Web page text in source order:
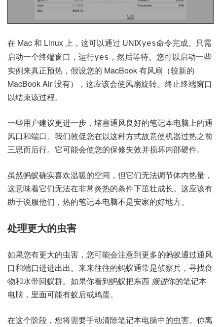
在 Mac 和 Linux 上，这可以通过 UNIXyes命令完成。只需
启动一个终端窗口 ，运行yes ，然后等待。您可以启动一些
实例来真正预热，假设您的 MacBook 有风扇（较新的
MacBook Air 没有），这应该会使风扇旋转。 终止终端窗口
以结束该过程。
一些用户建议更进一步，堵塞通风良好的笔记本电脑上的通
风口和端口。我们敦促您在以这种方式故意使机器过热之前
三思而后行。它可能会使您的保修失效并损坏内部硬件。
虽然蚂蚁确实喜欢温暖的空间，但它们无法调节体内热量，
这意味着它们无法在非常炎热的条件下茁壮成长。这应该有
助于说服他们，热的笔记本电脑不是安家的好地方。
处理更大的虫害
如果您有更大的虫害，您可能会注意到更多的蚂蚁通过通风
口和端口进进出出。来来往往的蚂蚁通常是侦察兵，寻找食
物和水带回蚁群。如果你看到蚂蚁把东西 搬进你的笔记本
电脑，里面可能有蚁后或鸡蛋。
在这个阶段，您将需要手动清除笔记本电脑中的虫害。你离